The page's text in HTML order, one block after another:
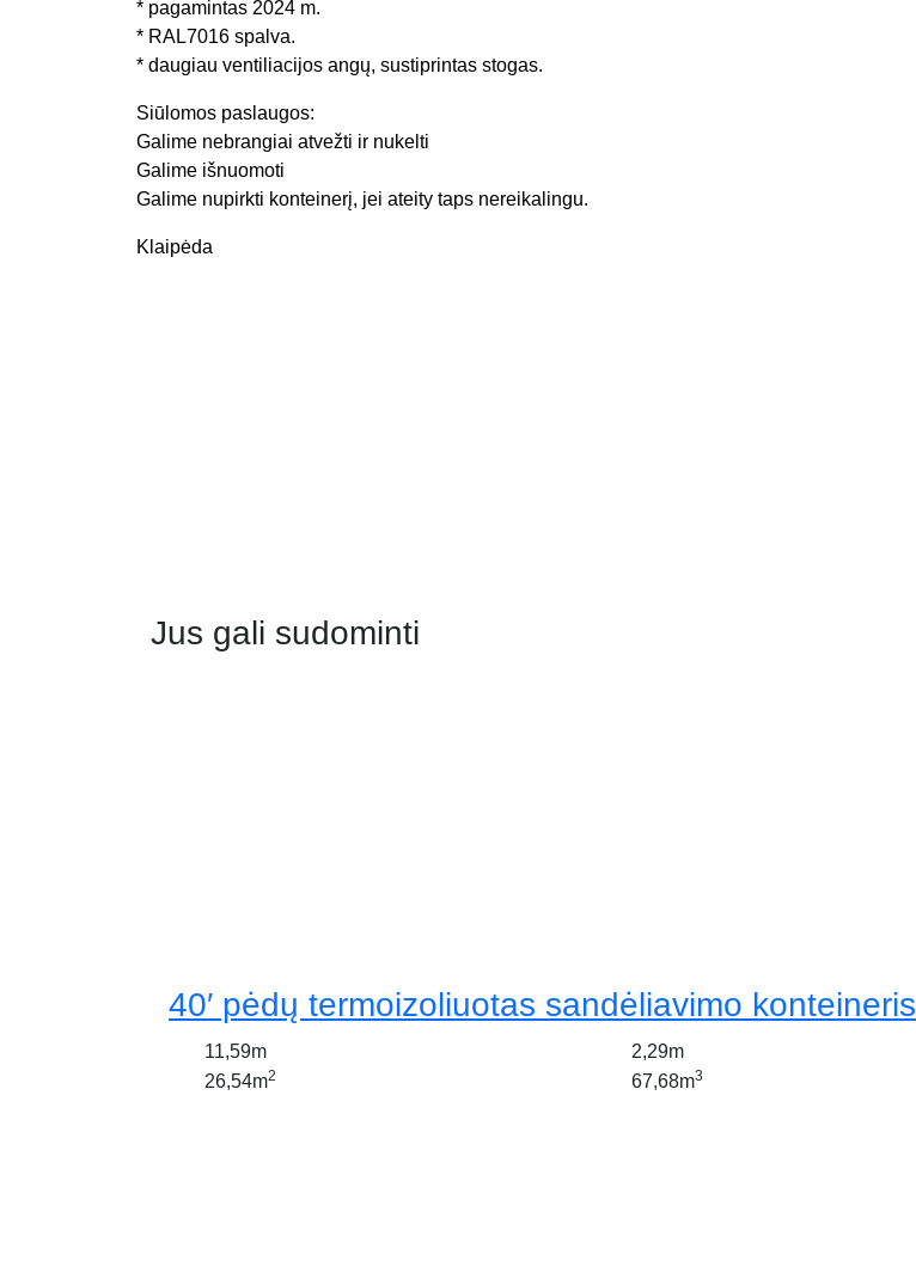
* pagamintas 2024 m.
* RAL7016 spalva.
* daugiau ventiliacijos angų, sustiprintas stogas.
Siūlomos paslaugos:
Galime nebrangiai atvežti ir nukelti
Galime išnuomoti
Galime nupirkti konteinerį, jei ateity taps nereikalingu.
Klaipėda
Jus gali sudominti
40′ pėdų termoizoliuotas sandėliavimo konteineris
11,59m 2,29m
26,54m2 67,68m3